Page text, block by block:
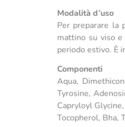
Modalità d’uso
Per preparare la
mattino su viso e
periodo estivo. È
Componenti
Aqua,
Tyrosine,
Capryloyl
Tocopherol, Bha,